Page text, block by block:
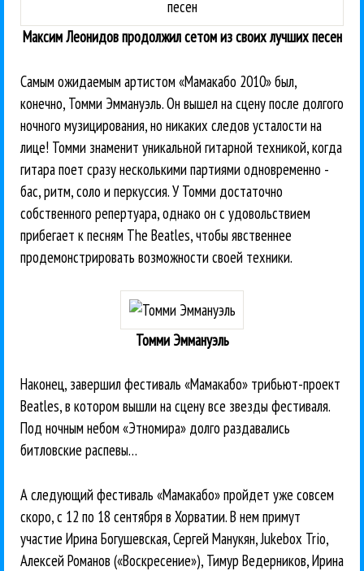
Максим Леонидов продолжил сетом из своих лучших песен
Самым ожидаемым артистом «Мамакабо 2010» был,
конечно, Томми Эммануэль. Он вышел на сцену после долгого
ночного музицирования, но никаких следов усталости на
лице! Томми знаменит уникальной гитарной техникой, когда
гитара поет сразу несколькими партиями одновременно -
бас, ритм, соло и перкуссия. У Томми достаточно
собственного репертуара, однако он с удовольствием
прибегает к песням The Beatles, чтобы явственнее
продемонстрировать возможности своей техники.
Томми Эммануэль
Наконец, завершил фестиваль «Мамакабо» трибьют-проект
Beatles, в котором вышли на сцену все звезды фестиваля.
Под ночным небом «Этномира» долго раздавались
битловские распевы…
А следующий фестиваль «Мамакабо» пройдет уже совсем
скоро, с 12 по 18 сентября в Хорватии. В нем примут
участие Ирина Богушевская, Сергей Манукян, Jukebox Trio,
Алексей Романов («Воскресение»), Тимур Ведерников, Ирина